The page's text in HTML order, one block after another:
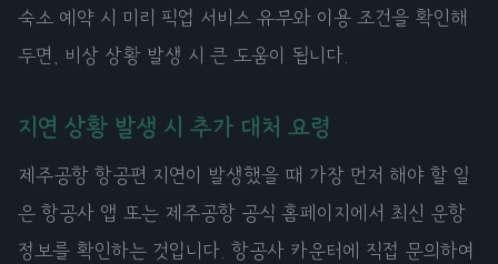
숙소 예약 시 미리 픽업 서비스 유무와 이용 조건을 확인해
두면, 비상 상황 발생 시 큰 도움이 됩니다.
지연 상황 발생 시 추가 대처 요령
제주공항 항공편 지연이 발생했을 때 가장 먼저 해야 할 일
은 항공사 앱 또는 제주공항 공식 홈페이지에서 최신 운항
정보를 확인하는 것입니다. 항공사 카운터에 직접 문의하여